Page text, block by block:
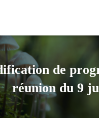
de
réunion du 9